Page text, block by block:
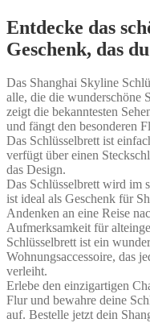
Entdecke das
Geschenk, das
Das Shanghai Skyline
alle, die die wunderschöne
zeigt die bekanntesten
und fängt den besonderen
Das Schlüsselbrett ist
verfügt über einen
das Design.
Das Schlüsselbrett wird im
ist ideal als Geschenk für
Andenken an eine Reise
Aufmerksamkeit für
Schlüsselbrett ist ein
Wohnungsaccessoire, das
verleiht.
Erlebe den einzigartigen
Flur und bewahre deine
auf. Bestelle jetzt dein